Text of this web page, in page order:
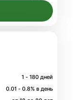
1 - 180 дней
0.01 - 0.8% в день